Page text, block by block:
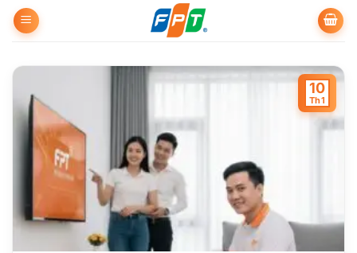
qua
dung
10
Th1